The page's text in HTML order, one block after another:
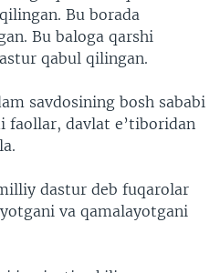
Bu borada
Bu baloga qarshi
qabul qilingan.
savdosining bosh sababi
faollar, davlat e’tiboridan
dastur deb fuqarolar
va qamalayotgani